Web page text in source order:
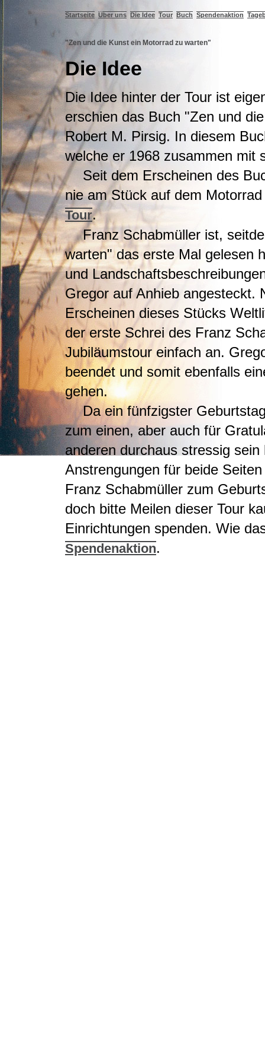
Startseite Über uns Die Idee Tour Buch Spendenaktion
"Zen und die Kunst ein Motorrad zu warten"
Die Idee
Die Idee hinter der Tour ist
erschien das Buch "Zen und
Robert M. Pirsig. In diesem
welche er 1968 zusammen mit
Seit dem Erscheinen des
nie am Stück auf dem
Tour.
Franz Schabmüller ist,
warten" das erste Mal gelesen
und
Gregor auf Anhieb angesteckt.
Erscheinen dieses Stücks
der erste Schrei des Franz
Jubiläumstour einfach an.
beendet und somit ebenfalls
gehen.
Da ein fünfzigster
zum einen, aber auch für
anderen durchaus stressig
Anstrengungen für beide
Franz Schabmüller zum
doch bitte Meilen dieser Tour
Einrichtungen spenden. Wie
Spendenaktion.